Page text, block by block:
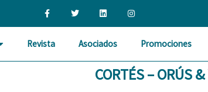
a
c
e
o
k
w
t
e
i
n
k
d
n
n
s
t
a
m
Revista Asociados Promociones
CORTÉS – ORÚS